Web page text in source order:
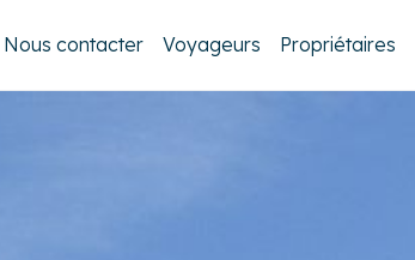
Nous contacter Voyageurs Propriétaires